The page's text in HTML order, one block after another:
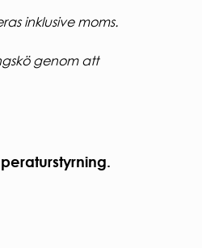
inklusive moms.
genom att